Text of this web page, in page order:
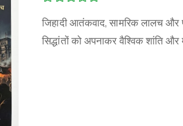
जिहादी आतंकवाद, सामरिक लालच
सिद्धांतों को अपनाकर वैश्विक शांति